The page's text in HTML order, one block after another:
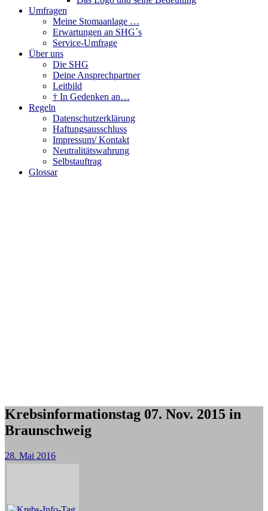
Umfragen
Meine Stomaanlage …
Erwartungen an SHG´s
Service-Umfrage
Über uns
Die SHG
Deine Ansprechpartner
Leitbild
† In Gedenken an…
Regeln
Datenschutzerklärung
Haftungsausschluss
Impressum/ Kontakt
Neutralitätswahrung
Selbstauftrag
Glossar
Krebsinformationstag 07. Nov. 2015 in
Braunschweig
28. Mai 2016